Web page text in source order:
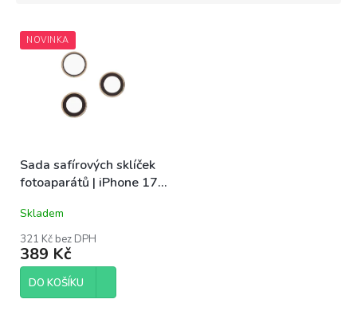
p
r
V
ý
d
u
t
ů
NOVINKA
Sada safírových sklíček
fotoaparátů | iPhone 17
Skladem
321 Kč bez DPH
389 Kč
DO KOŠÍKU